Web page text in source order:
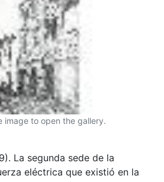
image to open the gallery.
La segunda sede de la
eléctrica que existió en la